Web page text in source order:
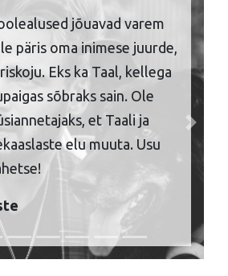
jõuavad varem
päris oma inimese juurde,
Eks ka Taal, kellega
sõbraks sain. Ole
et Taali ja
elu muuta. Usu
Next